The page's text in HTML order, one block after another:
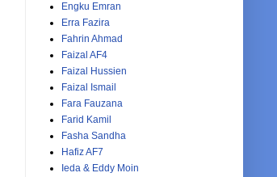
Engku Emran
Erra Fazira
Fahrin Ahmad
Faizal AF4
Faizal Hussien
Faizal Ismail
Fara Fauzana
Farid Kamil
Fasha Sandha
Hafiz AF7
Ieda & Eddy Moin